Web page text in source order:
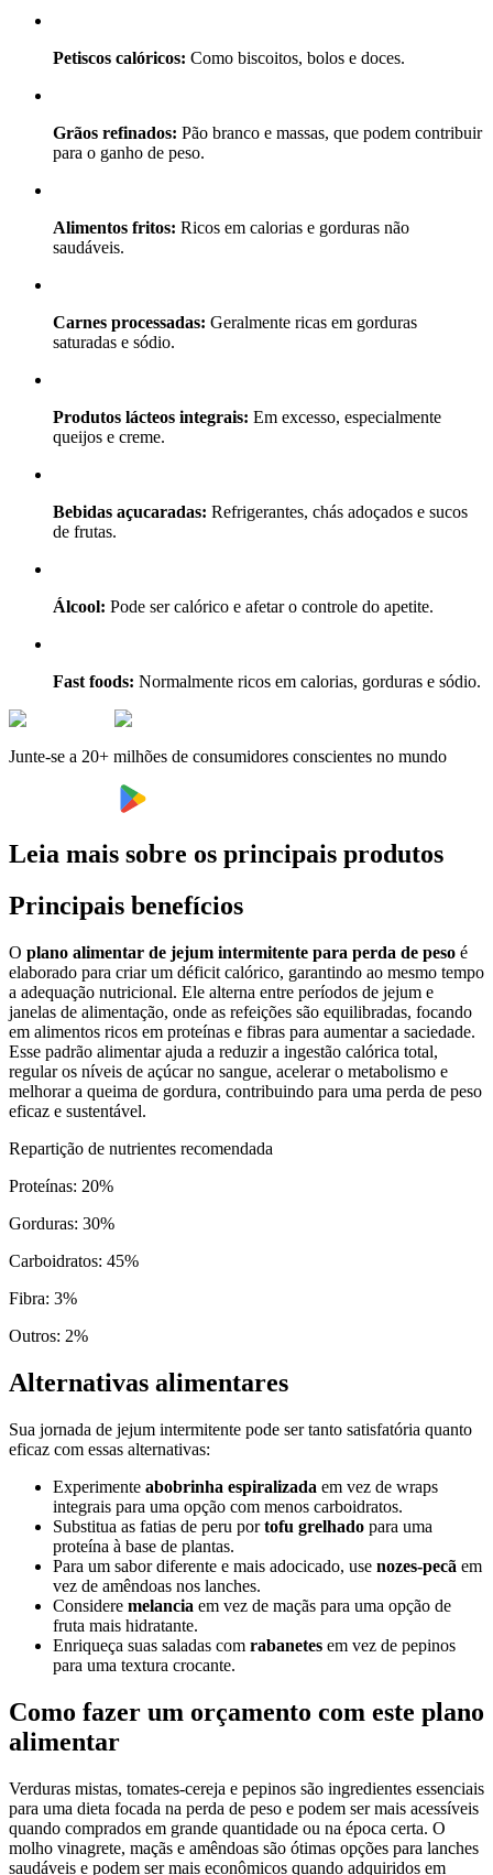
Petiscos calóricos: Como biscoitos, bolos e doces.
Grãos refinados: Pão branco e massas, que podem contribuir
para o ganho de peso.
Alimentos fritos: Ricos em calorias e gorduras não
saudáveis.
Carnes processadas: Geralmente ricas em gorduras
saturadas e sódio.
Produtos lácteos integrais: Em excesso, especialmente
queijos e creme.
Bebidas açucaradas: Refrigerantes, chás adoçados e sucos
de frutas.
Álcool: Pode ser calórico e afetar o controle do apetite.
Fast foods: Normalmente ricos em calorias, gorduras e sódio.
Junte-se a 20+ milhões de consumidores conscientes no mundo
Leia mais sobre os principais produtos
Principais benefícios
O plano alimentar de jejum intermitente para perda de peso é
elaborado para criar um déficit calórico, garantindo ao mesmo tempo
a adequação nutricional. Ele alterna entre períodos de jejum e
janelas de alimentação, onde as refeições são equilibradas, focando
em alimentos ricos em proteínas e fibras para aumentar a saciedade.
Esse padrão alimentar ajuda a reduzir a ingestão calórica total,
regular os níveis de açúcar no sangue, acelerar o metabolismo e
melhorar a queima de gordura, contribuindo para uma perda de peso
eficaz e sustentável.
Repartição de nutrientes recomendada
Proteínas: 20%
Gorduras: 30%
Carboidratos: 45%
Fibra: 3%
Outros: 2%
Alternativas alimentares
Sua jornada de jejum intermitente pode ser tanto satisfatória quanto
eficaz com essas alternativas:
Experimente abobrinha espiralizada em vez de wraps
integrais para uma opção com menos carboidratos.
Substitua as fatias de peru portofu grelhado para uma
proteína à base de plantas.
Para um sabor diferente e mais adocicado, use nozes-pecã em
vez de amêndoas nos lanches.
Considere melancia em vez de maçãs para uma opção de
fruta mais hidratante.
Enriqueça suas saladas com rabanetes em vez de pepinos
para uma textura crocante.
Como fazer um orçamento com este plano
alimentar
Verduras mistas, tomates-cereja e pepinos são ingredientes essenciais
para uma dieta focada na perda de peso e podem ser mais acessíveis
quando comprados em grande quantidade ou na época certa. O
molho vinagrete, maçãs e amêndoas são ótimas opções para lanches
saudáveis e podem ser mais econômicos quando adquiridos em